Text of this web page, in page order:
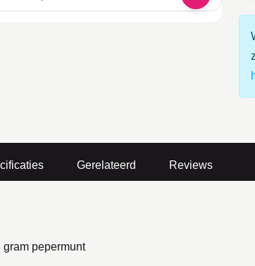
Gerelateerd Reviews
pepermunt